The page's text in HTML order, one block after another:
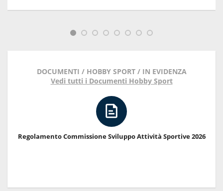
DOCUMENTI / HOBBY SPORT / IN EVIDENZA
Vedi tutti i Documenti Hobby Sport
Regolamento Commissione Sviluppo Attività Sportive 2026